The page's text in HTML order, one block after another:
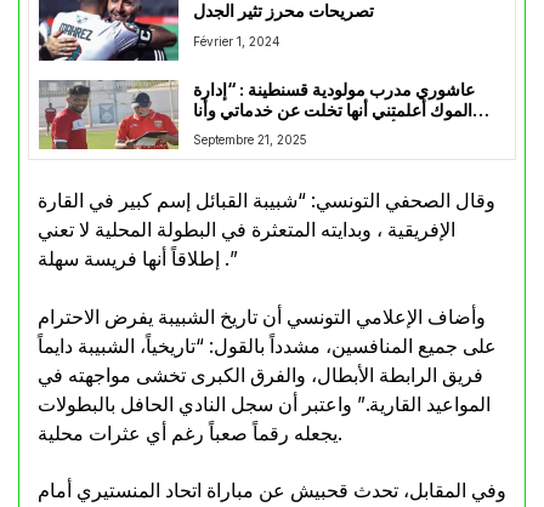
تصريحات محرز تثير الجدل
Février 1, 2024
عاشوري مدرب مولودية قسنطينة : “إدارة
الموك أعلمتني أنها تخلت عن خدماتي وأنا
Septembre 21, 2025
وقال الصحفي التونسي: “شبيبة القبائل إسم كبير في القارة
الإفريقية ، وبدايته المتعثرة في البطولة المحلية لا تعني
إطلاقاً أنها فريسة سهلة .”
وأضاف الإعلامي التونسي أن تاريخ الشبيبة يفرض الاحترام
على جميع المنافسين، مشدداً بالقول: “تاريخياً، الشبيبة دايماً
فريق الرابطة الأبطال، والفرق الكبرى تخشى مواجهته في
المواعيد القارية.” واعتبر أن سجل النادي الحافل بالبطولات
يجعله رقماً صعباً رغم أي عثرات محلية.
وفي المقابل، تحدث قحبيش عن مباراة اتحاد المنستيري أمام